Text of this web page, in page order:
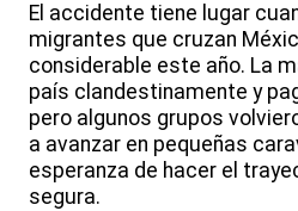
El accidente tiene lugar
migrantes que cruzan
considerable este año. La
país clandestinamente y
pero algunos grupos
a avanzar en pequeñas
esperanza de hacer el
segura.